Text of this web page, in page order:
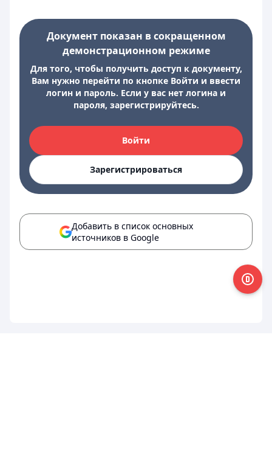
Документ показан в сокращенном
демонстрационном режиме
Для того, чтобы получить доступ к документу,
Вам нужно перейти по кнопке Войти и ввести
логин и пароль. Если у вас нет логина и
пароля, зарегистрируйтесь.
Войти
Зарегистрироваться
Добавить в список основных
источников в Google